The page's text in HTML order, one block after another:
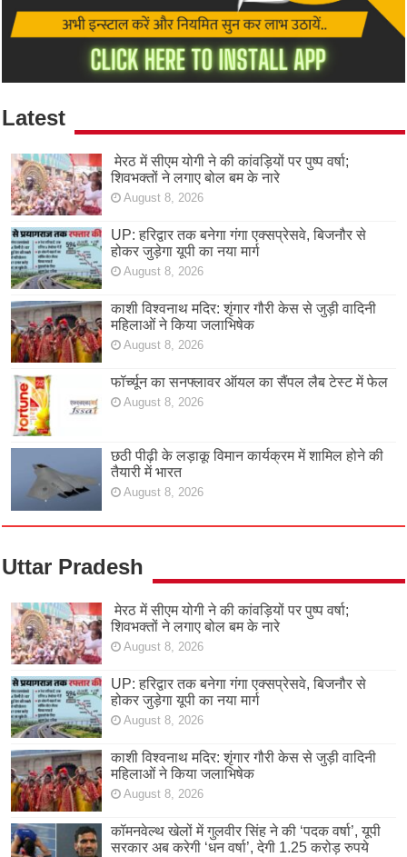
Latest
मेरठ में सीएम योगी ने की कांवड़ियों पर पुष्प वर्षा;
शिवभक्तों ने लगाए बोल बम के नारे
August 8, 2026
UP: हरिद्वार तक बनेगा गंगा एक्सप्रेसवे, बिजनौर से
होकर जुड़ेगा यूपी का नया मार्ग
August 8, 2026
काशी विश्वनाथ मदिर: शृंगार गौरी केस से जुड़ी वादिनी
महिलाओं ने किया जलाभिषेक
August 8, 2026
फॉर्च्यून का सनफ्लावर ऑयल का सैंपल लैब टेस्ट में फेल
August 8, 2026
छठी पीढ़ी के लड़ाकू विमान कार्यक्रम में शामिल होने की
तैयारी में भारत
August 8, 2026
Uttar Pradesh
मेरठ में सीएम योगी ने की कांवड़ियों पर पुष्प वर्षा;
शिवभक्तों ने लगाए बोल बम के नारे
August 8, 2026
UP: हरिद्वार तक बनेगा गंगा एक्सप्रेसवे, बिजनौर से
होकर जुड़ेगा यूपी का नया मार्ग
August 8, 2026
काशी विश्वनाथ मदिर: शृंगार गौरी केस से जुड़ी वादिनी
महिलाओं ने किया जलाभिषेक
August 8, 2026
कॉमनवेल्थ खेलों में गुलवीर सिंह ने की ‘पदक वर्षा’, यूपी
सरकार अब करेगी ‘धन वर्षा’, देगी 1.25 करोड़ रुपये